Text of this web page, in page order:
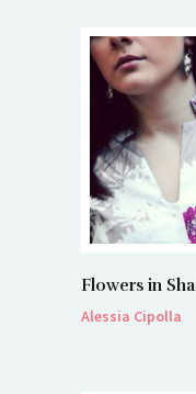
Flowers in
Alessia Cipolla